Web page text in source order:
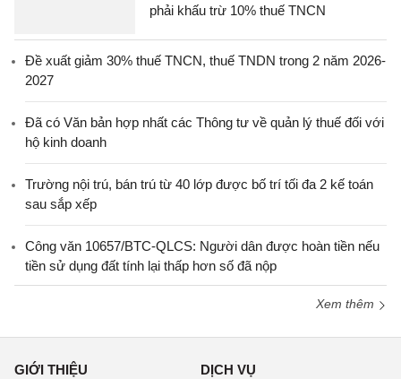
phải khấu trừ 10% thuế TNCN
Đề xuất giảm 30% thuế TNCN, thuế TNDN trong 2 năm 2026-
2027
Đã có Văn bản hợp nhất các Thông tư về quản lý thuế đối với
hộ kinh doanh
Trường nội trú, bán trú từ 40 lớp được bố trí tối đa 2 kế toán
sau sắp xếp
Công văn 10657/BTC-QLCS: Người dân được hoàn tiền nếu
tiền sử dụng đất tính lại thấp hơn số đã nộp
Xem thêm
GIỚI THIỆU DỊCH VỤ